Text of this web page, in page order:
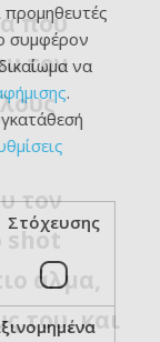
που
τον
τον
shot
άλμα,
του, και
συμφέρον
να
.
Στόχευσης